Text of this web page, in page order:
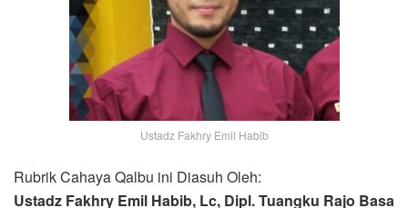
Ustadz Fakhry Emil Habib
Rubrik Cahaya Qalbu ini Diasuh Oleh:
Ustadz Fakhry Emil Habib, Lc, Dipl. Tuangku Rajo Basa